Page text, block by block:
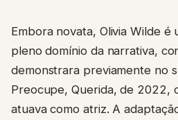
Embora novata, Olivia Wilde é
pleno domínio da narrativa,
demonstrara previamente no
Preocupe, Querida, de 2022,
atuava como atriz. A